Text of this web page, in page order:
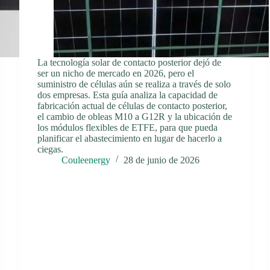
La tecnología solar de contacto posterior dejó de
ser un nicho de mercado en 2026, pero el
suministro de células aún se realiza a través de solo
dos empresas. Esta guía analiza la capacidad de
fabricación actual de células de contacto posterior,
el cambio de obleas M10 a G12R y la ubicación de
los módulos flexibles de ETFE, para que pueda
planificar el abastecimiento en lugar de hacerlo a
ciegas.
Couleenergy
28 de junio de 2026